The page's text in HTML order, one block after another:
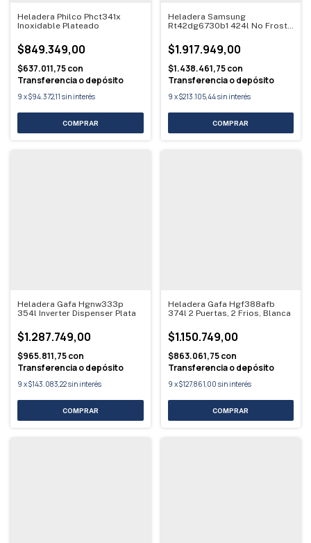
Heladera Philco Phct341x
Inoxidable Plateado
$849.349,00
$637.011,75con
Transferencia o depósito
9 x$94.372,11 sin interés
Heladera Samsung
Rt42dg6730b1 424l No Frost
$1.917.949,00
$1.438.461,75con
Transferencia o depósito
9 x$213.105,44sin interés
Heladera Gafa Hgnw333p
354l Inverter Dispenser Plata
$1.287.749,00
$965.811,75con
Transferencia o depósito
9 x$143.083,22sin interés
Heladera Gafa Hgf388afb
374l 2 Puertas, 2 Frios, Blanca
$1.150.749,00
$863.061,75con
Transferencia o depósito
9 x$127.861,00 sin interés